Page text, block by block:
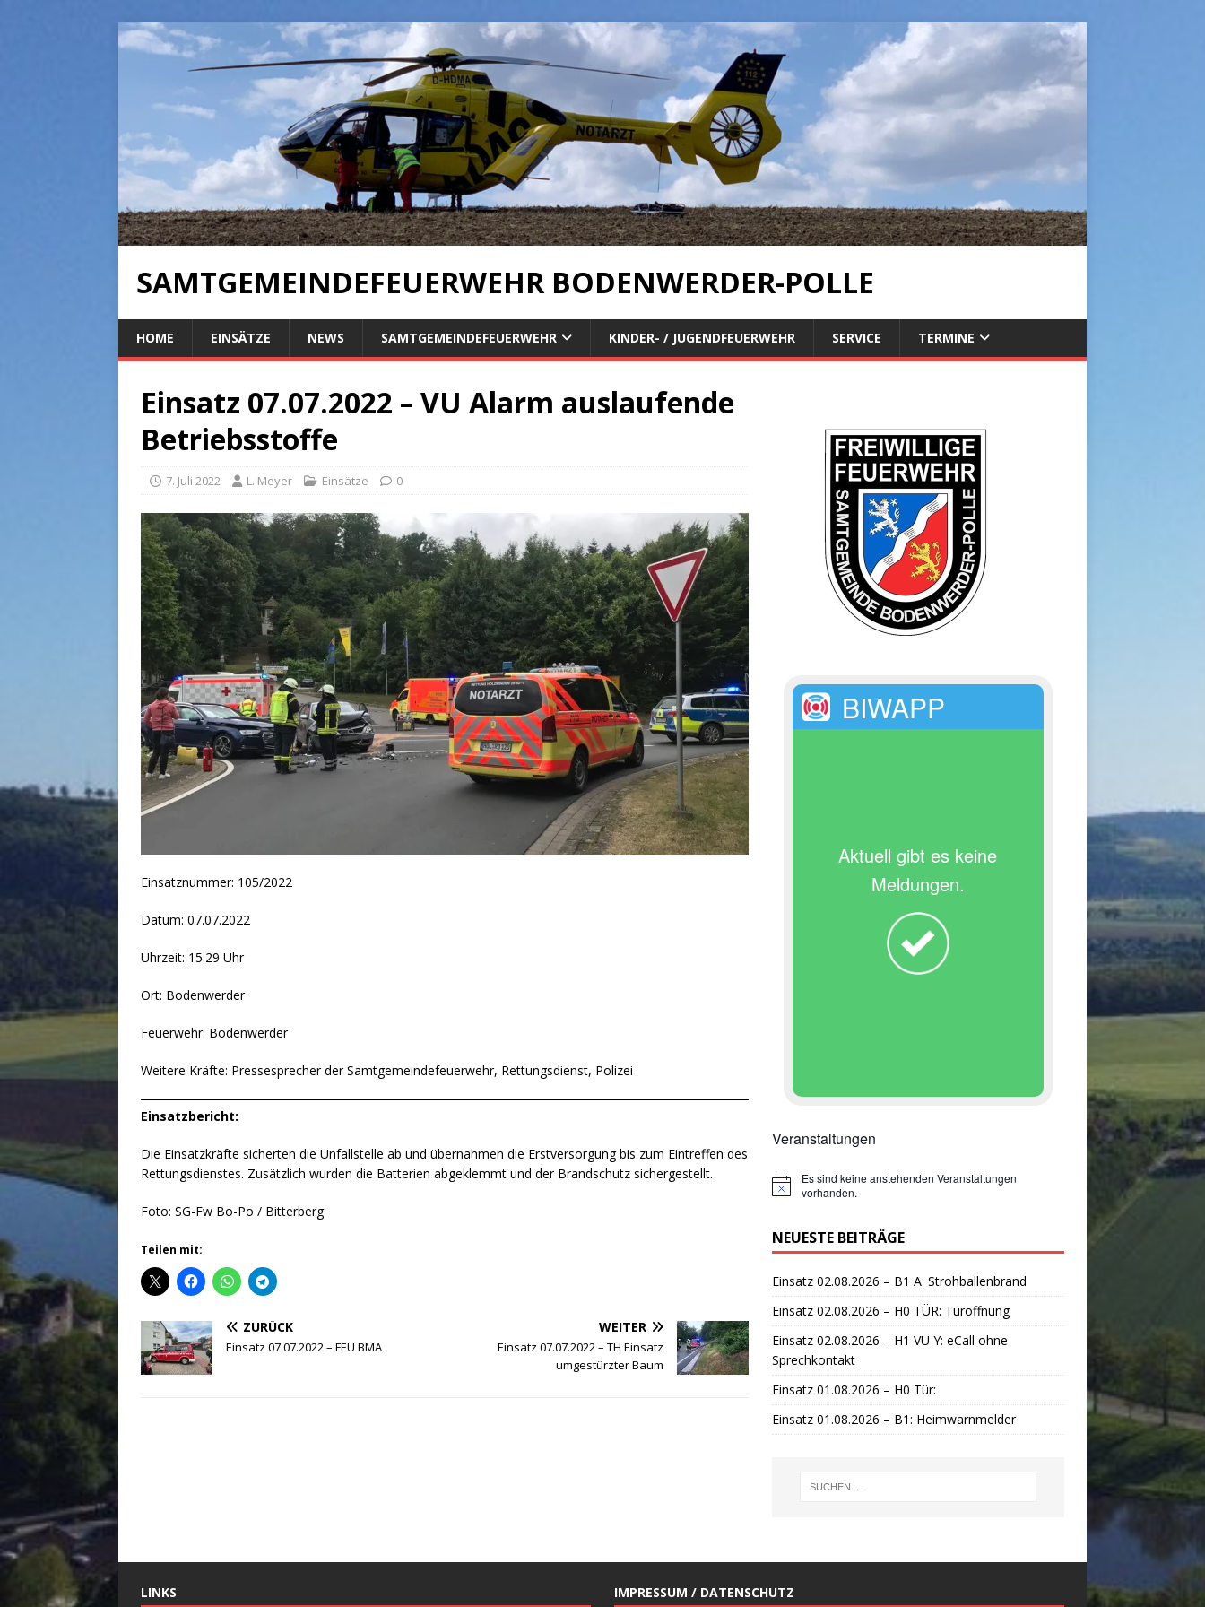
SAMTGEMEINDEFEUERWEHR BODENWERDER-POLLE
HOME EINSÄTZE NEWS SAMTGEMEINDEFEUERWEHR KINDER- / JUGENDFEUERWEHR SERVICE TERMINE
Einsatz 07.07.2022 – VU Alarm auslaufende
Betriebsstoffe
7. Juli 2022 L. Meyer Einsätze 0
Einsatznummer: 105/2022
Datum: 07.07.2022
Uhrzeit: 15:29 Uhr
Ort: Bodenwerder
Feuerwehr: Bodenwerder
Weitere Kräfte: Pressesprecher der Samtgemeindefeuerwehr, Rettungsdienst, Polizei
Einsatzbericht:
Die Einsatzkräfte sicherten die Unfallstelle ab und übernahmen die Erstversorgung bis zum Eintreffen des
Rettungsdienstes. Zusätzlich wurden die Batterien abgeklemmt und der Brandschutz sichergestellt.
Foto: SG-Fw Bo-Po / Bitterberg
Teilen mit:
ZURÜCK
Einsatz 07.07.2022 – FEU BMA
WEITER
Einsatz 07.07.2022 – TH Einsatz
umgestürzter Baum
BIWAPP
Aktuell gibt es keine
Meldungen.
Veranstaltungen
H
w
e
s
Es sind keine anstehenden Veranstaltungen
vorhanden.
NEUESTE BEITRÄGE
Einsatz 02.08.2026 – B1 A: Strohballenbrand
Einsatz 02.08.2026 – H0 TÜR: Türöffnung
Einsatz 02.08.2026 – H1 VU Y: eCall ohne
Sprechkontakt
Einsatz 01.08.2026 – H0 Tür:
Einsatz 01.08.2026 – B1: Heimwarnmelder
LINKS IMPRESSUM / DATENSCHUTZ